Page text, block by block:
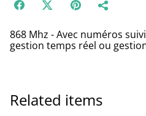
868 Mhz - Avec numéros
gestion temps réel ou
Related items